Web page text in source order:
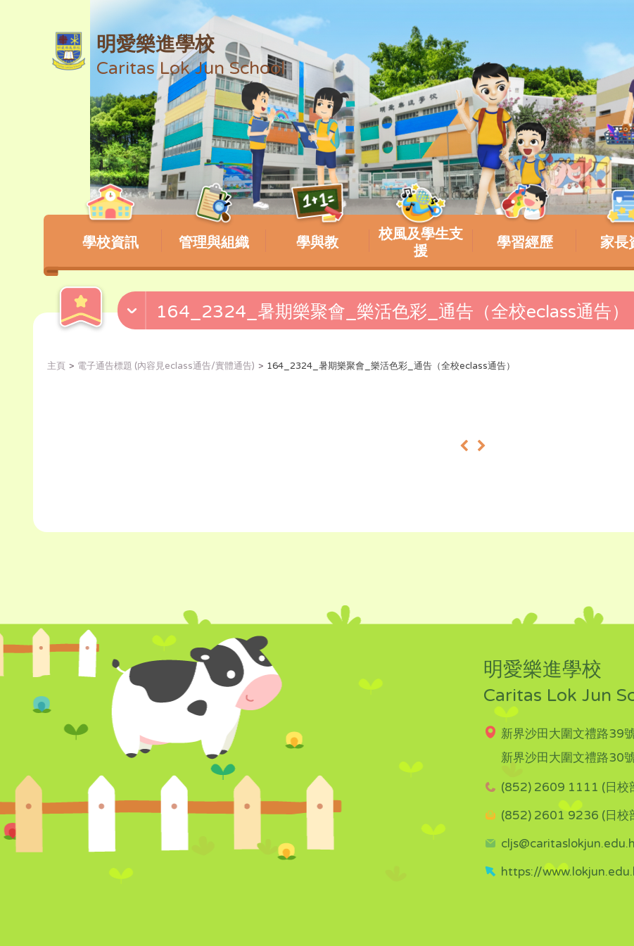
明愛樂進學校
Caritas Lok Jun School
學校資訊 管理與組織 學與教
校風及學生支
援
學習經歷 家長
164_2324_暑期樂聚會_樂活色彩_通告（全校eclass通告）
主頁 電子通告標題 (內容見eclass通告/實體通告) 164_2324_暑期樂聚會_樂活色彩_通告（全校eclass通告）
« »
明愛樂進學校
Caritas Lok Jun
新界沙田大圍文禮路39
新界沙田大圍文禮路30
(852) 2609 1111 (日校
(852) 2601 9236 (日校
https://